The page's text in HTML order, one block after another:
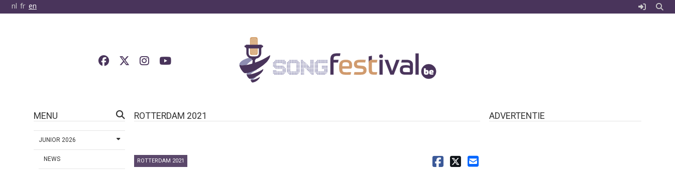
nl fr en
MENU
JUNIOR 2026
NEWS
ROTTERDAM 2021
ROTTERDAM 2021
ADVERTENTIE